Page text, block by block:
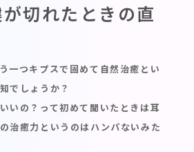
切れたときの直
一つキプスで固めて自然治癒とい
でしょうか？
いの？って初めて聞いたときは耳
治癒力というのはハンパないみた